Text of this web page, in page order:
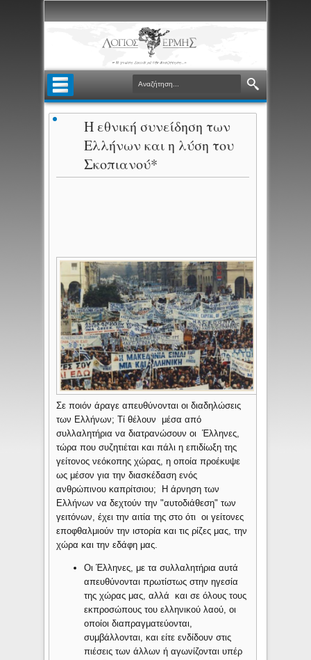
Η εθνική συνείδηση των
Ελλήνων και η λύση του
Σκοπιανού*
Σε ποιόν άραγε απευθύνονται οι διαδηλώσεις
των Ελλήνων; Τί θέλουν μέσα από
συλλαλητήρια να διατρανώσουν οι Έλληνες,
τώρα που συζητιέται και πάλι η επιδίωξη της
γείτονος νεόκοπης χώρας, η οποία προέκυψε
ως μέσον για την διασκέδαση ενός
ανθρώπινου καπρίτσιου; Η άρνηση των
Ελλήνων να δεχτούν την "αυτοδιάθεση" των
γειτόνων, έχει την αιτία της στο ότι οι γείτονες
εποφθαλμιούν την ιστορία και τις ρίζες μας, την
χώρα και την εδάφη μας.
Οι Έλληνες, με τα συλλαλητήρια αυτά
απευθύνονται πρωτίστως στην ηγεσία
της χώρας μας, αλλά και σε όλους τους
εκπροσώπους του ελληνικού λαού, οι
οποίοι διαπραγματεύονται,
συμβάλλονται, και είτε ενδίδουν στις
πιέσεις των άλλων ή αγωνίζονται υπέρ